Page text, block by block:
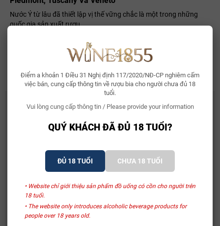
Điểm a khoản 1 Điều 31 Nghị định 117/2020/NĐ-CP nghiêm cấm
việc bán, cung cấp thông tin về rượu bia cho người chưa đủ 18
tuổi.
Vui lòng cung cấp thông tin / Please provide your information
QUÝ KHÁCH ĐÃ ĐỦ 18 TUỔI?
ĐỦ 18 TUỔI CHƯA 18 TUỔI
• Website chỉ giới thiệu sản phẩm đồ uống có cồn cho người trên
18 tuổi.
• The website only introduces alcoholic beverage products for
people over 18 years old.
Nước Ý từ lâu đã thiết lập vị thế vững chắc là một trong những
quốc gia sản xuất rượu...
DANH MỤC SẢN PHẨM
GRAND CRU
SẢN PHẨM KHÁC
NHÀ SẢN XUẤT
BLOG